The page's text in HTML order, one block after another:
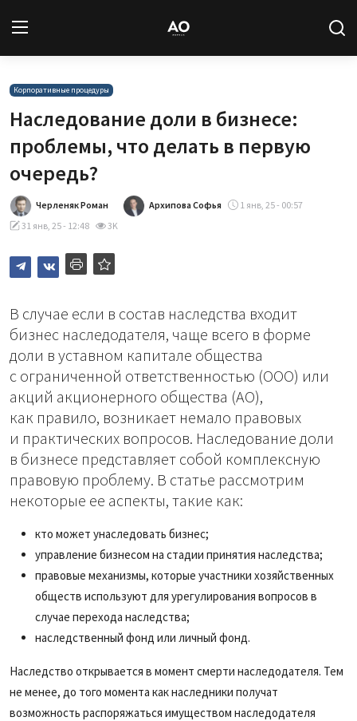
Вход
Новости
Статьи
Авторы
Архив
Подписка
Корпоративные процедуры
Наследование доли в бизнесе:
проблемы, что делать в первую
очередь?
Черленяк Роман Архипова Софья
1 янв, 25 - 00:57
31 янв, 25 - 12:48
3K
В случае если в состав наследства входит
бизнес наследодателя, чаще всего в форме
доли в уставном капитале общества
с ограниченной ответственностью (­ООО) или
акций акционерного общества (АО),
как правило, возникает немало правовых
и практических вопросов. Наследование доли
в бизнесе представляет собой комплексную
правовую проблему. В статье рассмотрим
некоторые ее аспекты, такие как:
кто может унаследовать бизнес;
управление бизнесом на стадии принятия наследства;
правовые механизмы, которые участники хозяйственных
обществ используют для урегулирования вопросов в
случае перехода наследства;
наследственный фонд или личный фонд.
Наследство открывается в момент смерти наследодателя. Тем
не менее, до того момента как наследники получат
возможность распоряжаться имуществом наследодателя